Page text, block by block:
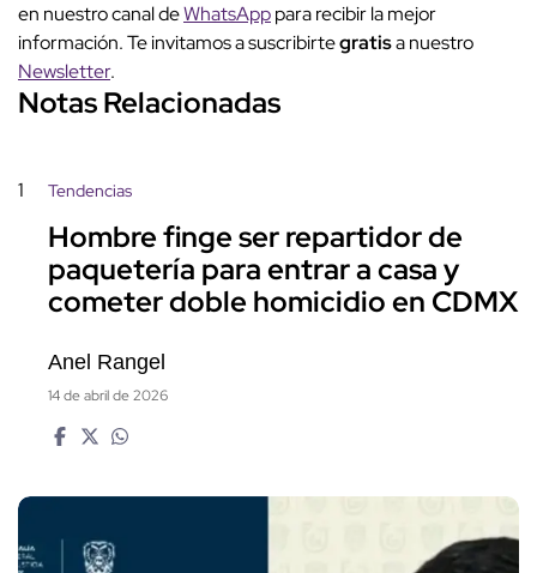
en nuestro canal deWhatsApppara recibir la mejor
información. Te invitamos a suscribirtegratisa nuestro
Newsletter.
Notas Relacionadas
1 Tendencias
Hombre finge ser repartidor de
paquetería para entrar a casa y
cometer doble homicidio en CDMX
Anel Rangel
14 de abril de 2026